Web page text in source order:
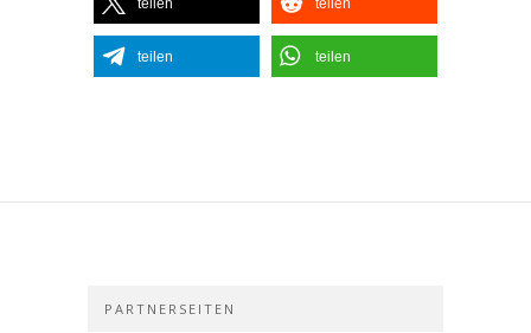
teilen teilen
teilen teilen
PARTNERSEITEN